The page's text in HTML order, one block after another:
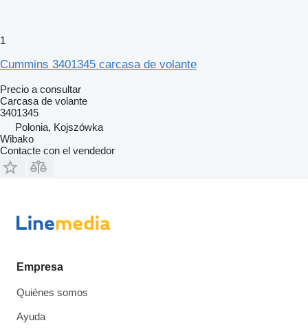
1
Cummins 3401345 carcasa de volante
Precio a consultar
Carcasa de volante
3401345
Polonia, Kojszówka
Wibako
Contacte con el vendedor
Empresa
Quiénes somos
Ayuda